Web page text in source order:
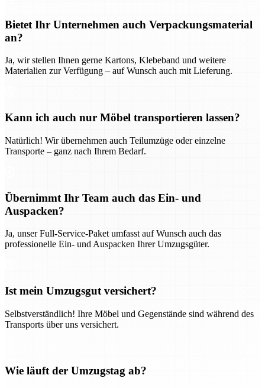
Bietet Ihr Unternehmen auch Verpackungsmaterial
an?
Ja, wir stellen Ihnen gerne Kartons, Klebeband und weitere
Materialien zur Verfügung – auf Wunsch auch mit Lieferung.
Kann ich auch nur Möbel transportieren lassen?
Natürlich! Wir übernehmen auch Teilumzüge oder einzelne
Transporte – ganz nach Ihrem Bedarf.
Übernimmt Ihr Team auch das Ein- und
Auspacken?
Ja, unser Full-Service-Paket umfasst auf Wunsch auch das
professionelle Ein- und Auspacken Ihrer Umzugsgüter.
Ist mein Umzugsgut versichert?
Selbstverständlich! Ihre Möbel und Gegenstände sind während des
Transports über uns versichert.
Wie läuft der Umzugstag ab?